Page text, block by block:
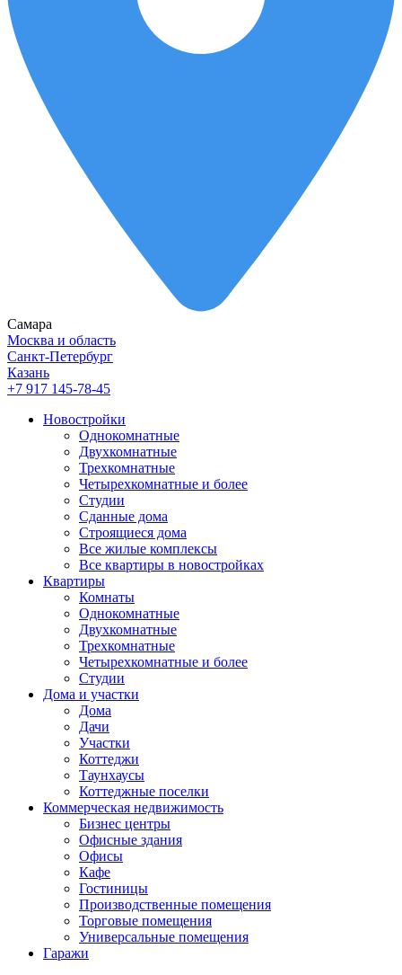
Самара
Москва и область
Санкт-Петербург
Казань
+7 917 145-78-45
Новостройки
Однокомнатные
Двухкомнатные
Трехкомнатные
Четырехкомнатные и более
Студии
Сданные дома
Строящиеся дома
Все жилые комплексы
Все квартиры в новостройках
Квартиры
Комнаты
Однокомнатные
Двухкомнатные
Трехкомнатные
Четырехкомнатные и более
Студии
Дома и участки
Дома
Дачи
Участки
Коттеджи
Таунхаусы
Коттеджные поселки
Коммерческая недвижимость
Бизнес центры
Офисные здания
Офисы
Кафе
Гостиницы
Производственные помещения
Торговые помещения
Универсальные помещения
Гаражи